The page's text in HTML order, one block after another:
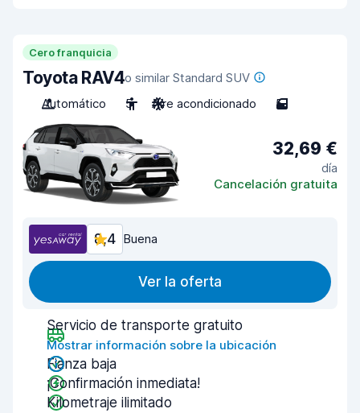
Cero franquicia
Toyota RAV4o similar Standard SUV
Automático
5 Aire acondicionado 5
32,69 €
día
Cancelación gratuita
8,4 Buena
Ver la oferta
Servicio de transporte gratuito
Mostrar información sobre la ubicación
Fianza baja
¡Confirmación inmediata!
Kilometraje ilimitado